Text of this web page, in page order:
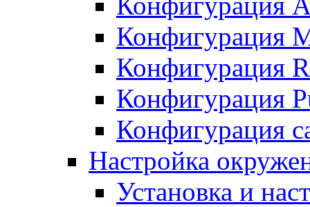
Конфигурация
Конфигурация
Конфигурация
Конфигурация
Настройка
Установка и